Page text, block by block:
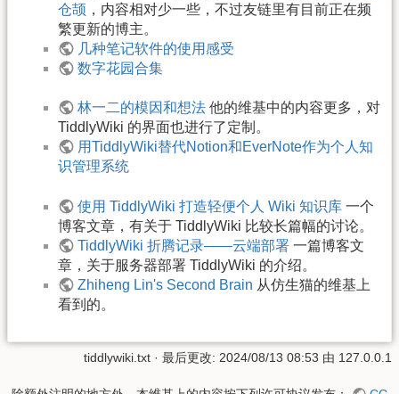
仓颉 ，内容相对少一些，不过友链里有目前正在频
繁更新的博主。
几种笔记软件的使用感受
数字花园合集
林一二的模因和想法 他的维基中的内容更多，对
TiddlyWiki 的界面也进行了定制。
用TiddlyWiki替代Notion和EverNote作为个人知
识管理系统
使用 TiddlyWiki 打造轻便个人 Wiki 知识库 一个
博客文章，有关于 TiddlyWiki 比较长篇幅的讨论。
TiddlyWiki 折腾记录——云端部署 一篇博客文
章，关于服务器部署 TiddlyWiki 的介绍。
Zhiheng Lin's Second Brain 从仿生猫的维基上
看到的。
tiddlywiki.txt · 最后更改: 2024/08/13 08:53 由 127.0.0.1